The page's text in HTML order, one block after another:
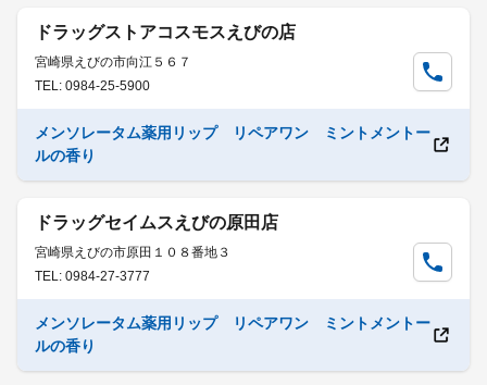
ドラッグストアコスモスえびの店
宮崎県えびの市向江５６７
TEL: 0984-25-5900
メンソレータム薬用リップ リペアワン ミントメントー
ルの香り
ドラッグセイムスえびの原田店
宮崎県えびの市原田１０８番地３
TEL: 0984-27-3777
メンソレータム薬用リップ リペアワン ミントメントー
ルの香り